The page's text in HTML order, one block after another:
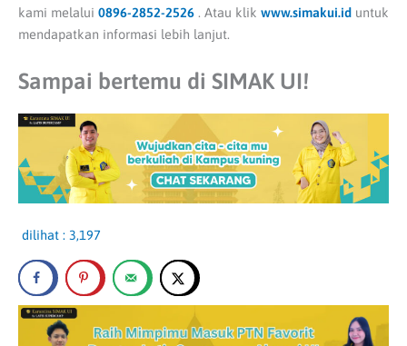
kami melalui 0896-2852-2526 . Atau klik www.simakui.id untuk
mendapatkan informasi lebih lanjut.
Sampai bertemu di SIMAK UI!
dilihat : 3,197